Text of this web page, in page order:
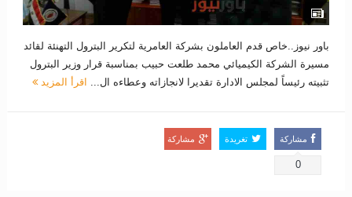
باور نيوز..خاص قدم العاملون بشركة العامرية لتكرير البترول التهنئة لقائد
مسيرة الشركة الكيميائي محمد طلعت حبيب بمناسبة قرار وزير البترول
تثبيته رئيساً لمجلس الادارة تقديرا لانجازاته وعطاءه ال...
اقرأ المزيد
مشاركة
0
تغريدة مشاركة